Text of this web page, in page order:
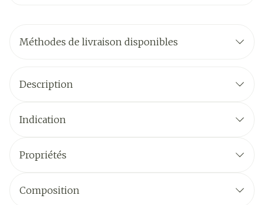
Méthodes de livraison disponibles
Description
Indication
Propriétés
Composition